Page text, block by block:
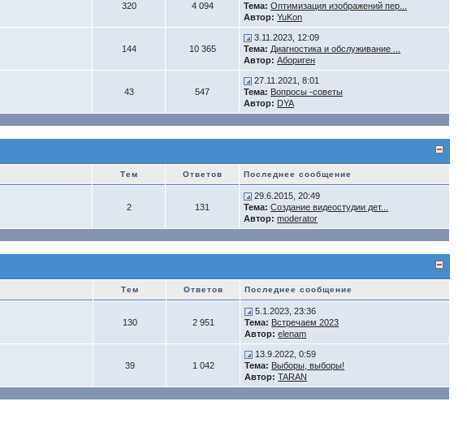
320 4 094
Тема: Оптимизация изображений пер...
Автор: YuKon
144 10 365
3.11.2023, 12:09
Тема: Диагностика и обслуживание ...
Автор: Абориген
43 547
27.11.2021, 8:01
Тема: Вопросы -советы
Автор: DYA
Тем Ответов Последнее сообщение
2 131
29.6.2015, 20:49
Тема: Создание видеостудии дет...
Автор: moderator
Тем Ответов Последнее сообщение
130 2 951
5.1.2023, 23:36
Тема: Встречаем 2023
Автор: elenam
39 1 042
13.9.2022, 0:59
Тема: Выборы, выборы!
Автор: TARAN